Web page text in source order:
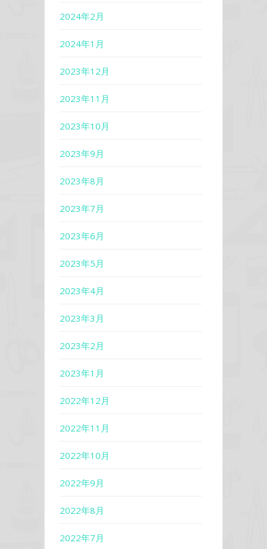
2024年2月
2024年1月
2023年12月
2023年11月
2023年10月
2023年9月
2023年8月
2023年7月
2023年6月
2023年5月
2023年4月
2023年3月
2023年2月
2023年1月
2022年12月
2022年11月
2022年10月
2022年9月
2022年8月
2022年7月